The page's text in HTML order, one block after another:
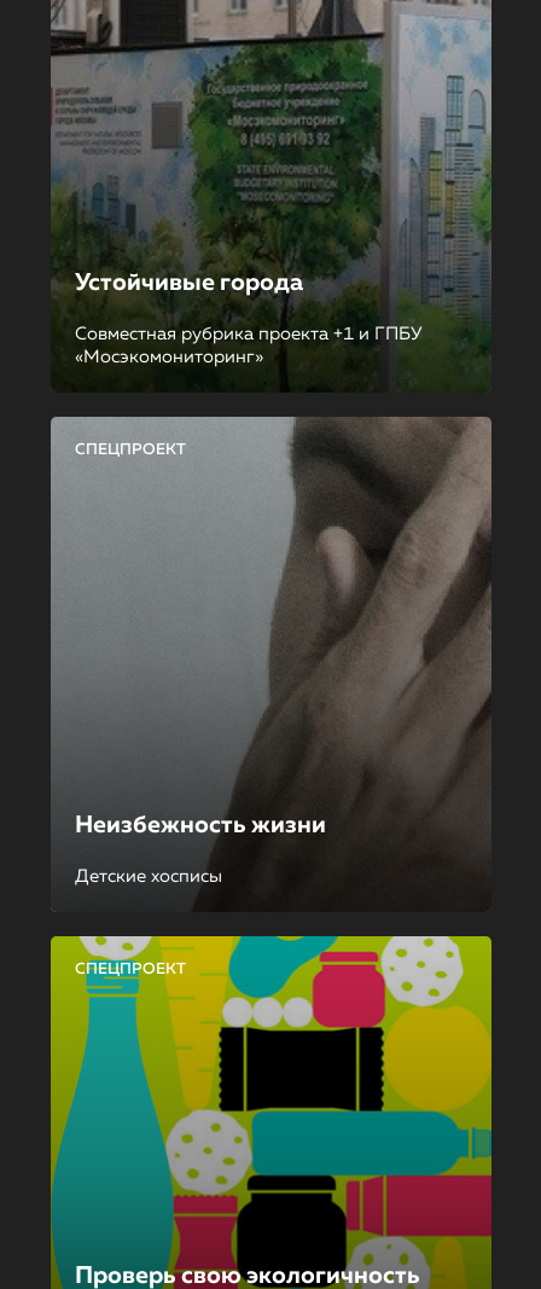
Устойчивые города
Совместная рубрика проекта +1 и ГПБУ
«Мосэкомониторинг»
СПЕЦПРОЕКТ
Неизбежность жизни
Детские хосписы
СПЕЦПРОЕКТ
Проверь свою экологичность